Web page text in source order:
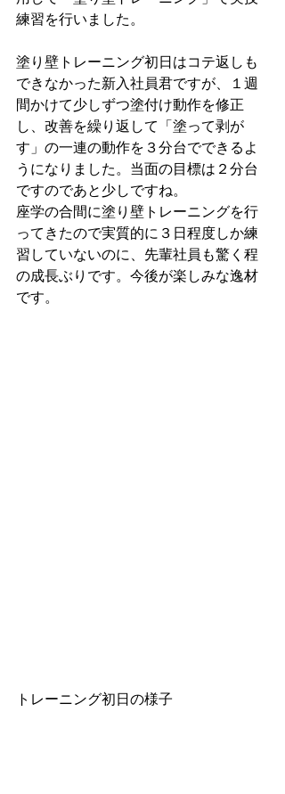
練習を行いました。
塗り壁トレーニング初日はコテ返しも
できなかった新入社員君ですが、１週
間かけて少しずつ塗付け動作を修正
し、改善を繰り返して「塗って剥が
す」の一連の動作を３分台でできるよ
うになりました。当面の目標は２分台
ですのであと少しですね。
座学の合間に塗り壁トレーニングを行
ってきたので実質的に３日程度しか練
習していないのに、先輩社員も驚く程
の成長ぶりです。今後が楽しみな逸材
です。
トレーニング初日の様子